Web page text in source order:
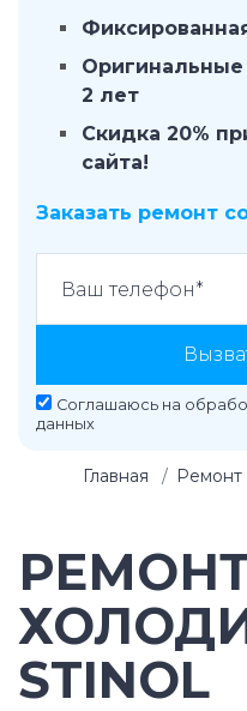
Оригинальные
2 лет
Скидка 20%
сайта!
Заказать ремонт
Соглашаюсь на
данных
Главная Ремонт
STINOL